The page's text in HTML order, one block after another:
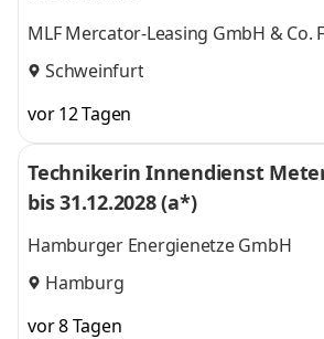
MLF Mercator-Leasing GmbH & Co.
KGSchweinfurt
vor 12 Tagen
Technikerin Innendienst
bis 31.12.2028 (a*)
Hamburger Energienetze GmbH
Hamburg
vor 8 Tagen